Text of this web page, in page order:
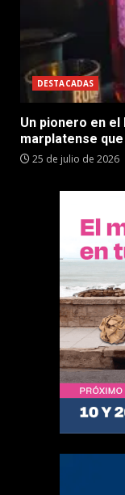
DESTACADAS
Un pionero en el
marplatense
25 de julio de 2026